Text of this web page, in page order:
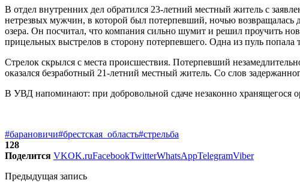
В отдел внутренних дел обратился 23-летний местный житель с
нетрезвых мужчин, в которой был потерпевший, ночью возвращалась
озера. Он посчитал, что компания сильно шумит и решил проучить
прицельных выстрелов в сторону потерпевшего. Одна из пуль попала
Стрелок скрылся с места происшествия. Потерпевший
оказался безработный 21-летний местный житель. Со слов
В УВД напоминают: при добровольной сдаче незаконно хранящегося
#барановичи#брестская_область#стрельба
128
Поделится VKOK.ruFacebookTwitterWhatsAppTelegramViber
Предыдущая запись